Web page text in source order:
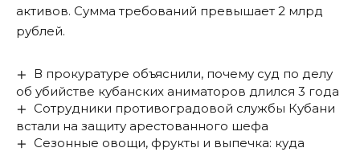
активов. Сумма требований превышает 2 млрд
рублей.
В прокуратуре объяснили, почему суд по делу
об убийстве кубанских аниматоров длился 3 года
Сотрудники противоградовой службы Кубани
встали на защиту арестованного шефа
Сезонные овощи, фрукты и выпечка: куда